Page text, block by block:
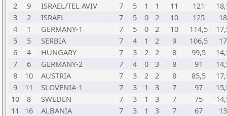
2
9 ISRAEL/TEL AVIV 7 5 1 1 11 121
3
2 ISRAEL 7 5 0 2 10 125
18
4
1 GERMANY-1 7 5 0 2 10 114,5
5
5 SERBIA 7 4 1 2 9 106,5
17
6
4 HUNGARY 7 3 2 2 8 99,5
7
6 GERMANY-2 7 4 0 3 8 91
8
10 AUSTRIA 7 3 2 2 8 85,5
9
11 SLOVENIA-1 7 3 1 3 7 97
10
8 SWEDEN 7 3 1 3 7 75
11
16 ALBANIA 7 3 1 3 7 67
13